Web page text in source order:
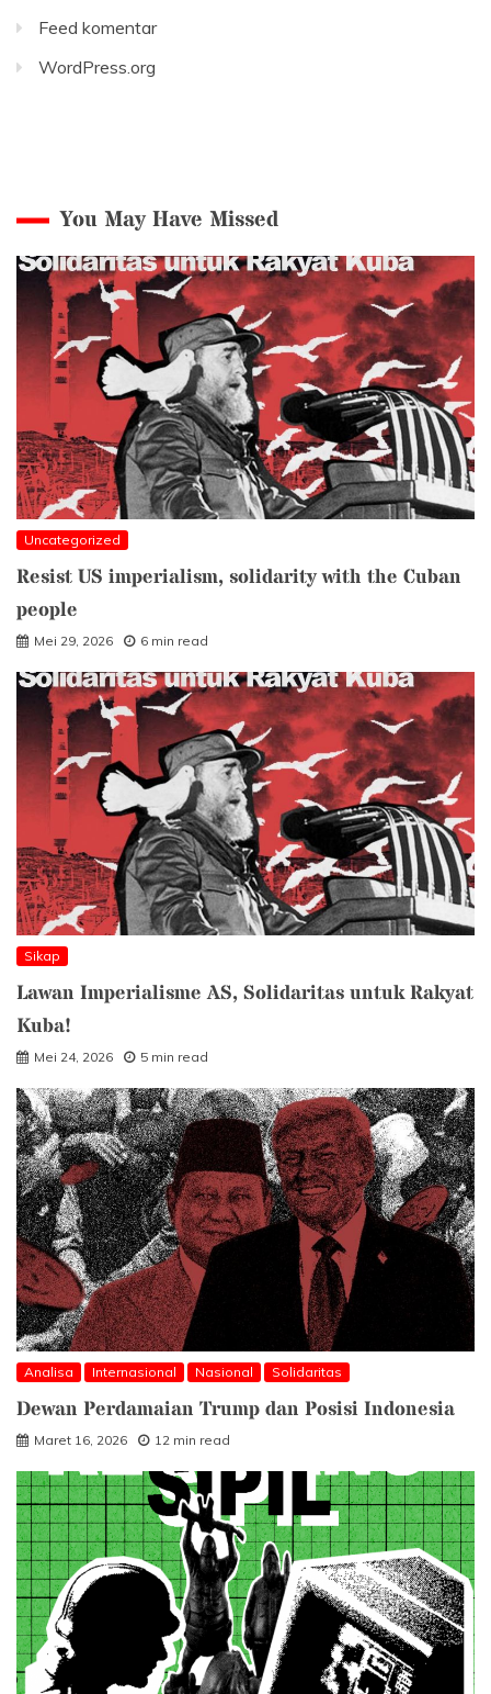
Feed komentar
WordPress.org
You May Have Missed
Uncategorized
Resist US imperialism, solidarity with the Cuban
people
Mei 29, 2026 6 min read
Sikap
Lawan Imperialisme AS, Solidaritas untuk Rakyat
Kuba!
Mei 24, 2026 5 min read
Analisa Internasional Nasional Solidaritas
Dewan Perdamaian Trump dan Posisi Indonesia
Maret 16, 2026 12 min read